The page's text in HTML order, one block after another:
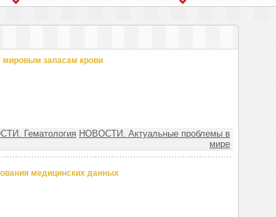
мировым запасам крови
Гематология НОВОСТИ. Актуальные проблемы в
мире
медицинских данных